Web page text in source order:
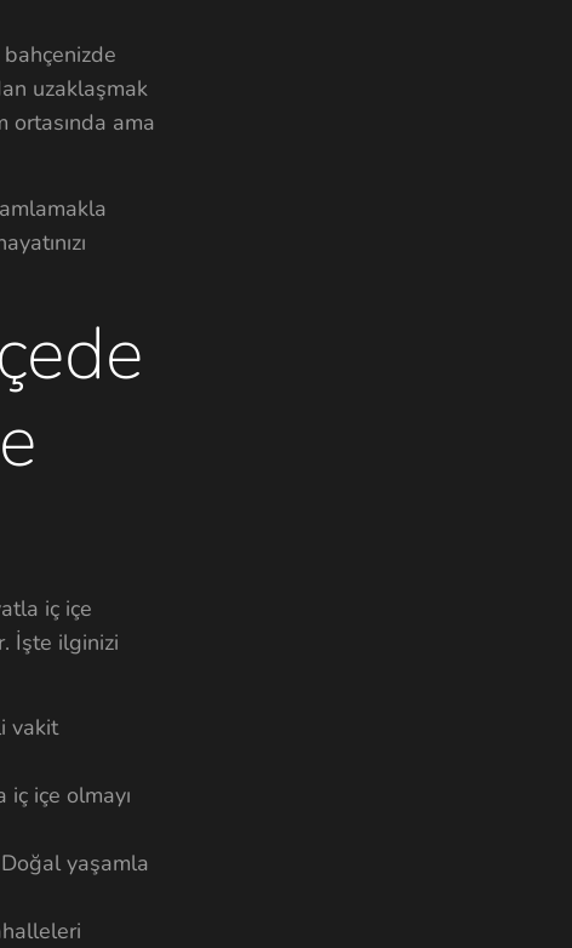
bahçenizde
uzaklaşmak
ortasında ama
iç içe
İşte ilginizi
vakit
iç içe olmayı
yaşamla